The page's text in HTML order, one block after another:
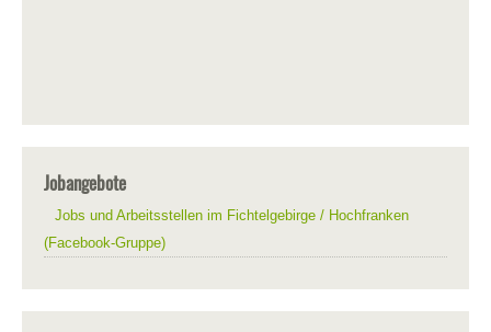
Jobangebote
Jobs und Arbeitsstellen im Fichtelgebirge / Hochfranken
(Facebook-Gruppe)